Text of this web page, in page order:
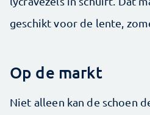
geschikt voor de lente,
Op de markt
Niet alleen kan de schoen